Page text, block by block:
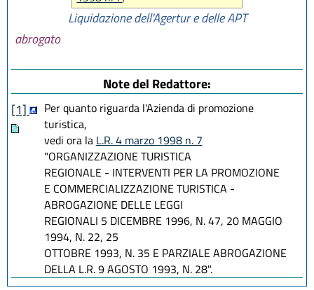
Liquidazione dell'Agertur e delle APT
abrogato
Note del Redattore:
[1]
Per quanto riguarda l'Azienda di promozione
turistica,
vedi ora la L.R. 4 marzo 1998 n. 7
"ORGANIZZAZIONE TURISTICA
REGIONALE - INTERVENTI PER LA PROMOZIONE
E COMMERCIALIZZAZIONE TURISTICA -
ABROGAZIONE DELLE LEGGI
REGIONALI 5 DICEMBRE 1996, N. 47, 20 MAGGIO
1994, N. 22, 25
OTTOBRE 1993, N. 35 E PARZIALE ABROGAZIONE
DELLA L.R. 9 AGOSTO 1993, N. 28".